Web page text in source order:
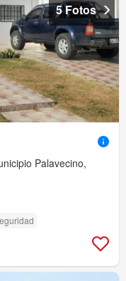
5 Fotos
Palavecino,